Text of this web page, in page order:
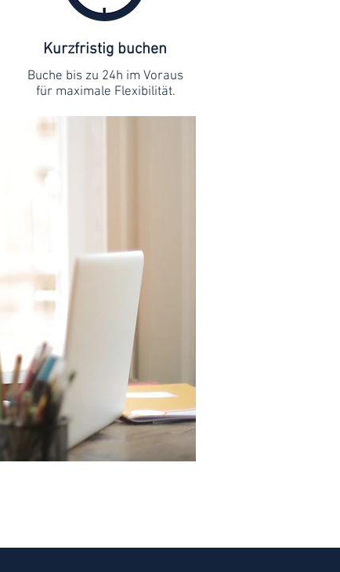
Kurzfristig buchen
Buche bis zu 24h im Voraus
für maximale Flexibilität.